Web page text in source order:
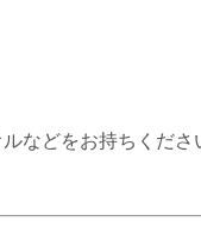
などをお持ちくださ